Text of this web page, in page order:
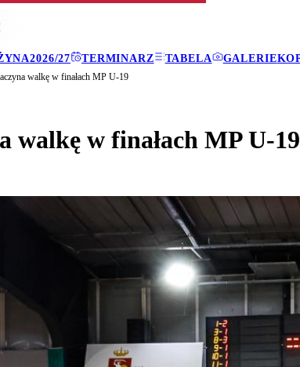
2026/27 TERMINARZ TABELA GALERIE
walkę w finałach MP U-19
walkę w finałach MP U-19